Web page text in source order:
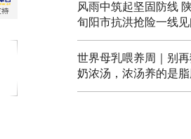
风雨中筑起坚固防线
旬阳市抗洪抢险一线见
世界母乳喂养周｜别
奶浓汤，浓汤养的是